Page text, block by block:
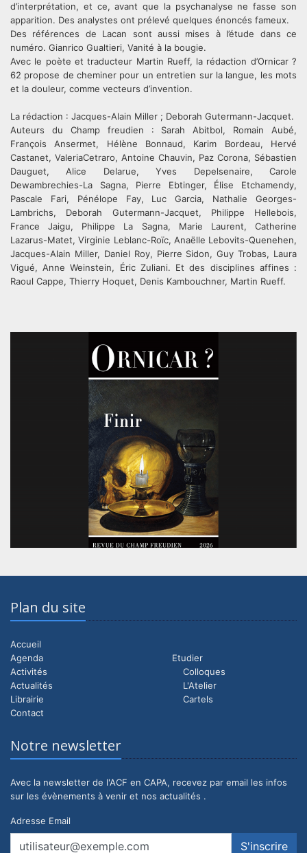
d’interprétation, et ce, avant que la psychanalyse ne fasse son
apparition. Des analystes ont prélevé quelques énoncés fameux.
Des références de Lacan sont aussi mises à l’étude dans ce
numéro. Gianrico Gualtieri, Vanité à la bougie.
Avec le poète et traducteur Martin Rueff, la rédaction d’Ornicar ?
62 propose de cheminer pour un entretien sur la langue, les mots
et la douleur, comme vecteurs d’invention.
La rédaction : Jacques-Alain Miller ; Deborah Gutermann-Jacquet.
Auteurs du Champ freudien : Sarah Abitbol, Romain Aubé,
François Ansermet, Hélène Bonnaud, Karim Bordeau, Hervé
Castanet, ValeriaCetraro, Antoine Chauvin, Paz Corona, Sébastien
Dauguet, Alice Delarue, Yves Depelsenaire, Carole
Dewambrechies-La Sagna, Pierre Ebtinger, Élise Etchamendy,
Pascale Fari, Pénélope Fay, Luc Garcia, Nathalie Georges-
Lambrichs, Deborah Gutermann-Jacquet, Philippe Hellebois,
France Jaigu, Philippe La Sagna, Marie Laurent, Catherine
Lazarus-Matet, Virginie Leblanc-Roïc, Anaëlle Lebovits-Quenehen,
Jacques-Alain Miller, Daniel Roy, Pierre Sidon, Guy Trobas, Laura
Vigué, Anne Weinstein, Éric Zuliani. Et des disciplines affines :
Raoul Cappe, Thierry Hoquet, Denis Kambouchner, Martin Rueff.
Plan du site
Accueil
Etudier
Colloques
L'Atelier
Cartels
Agenda
Activités
Actualités
Librairie
Contact
Notre newsletter
Avec la newsletter de l'ACF en CAPA, recevez par email les infos
sur les évènements à venir et nos actualités .
Adresse Email